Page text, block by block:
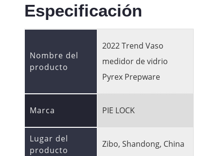
Especificación
Nombre del
producto
2022 Trend Vaso
medidor de vidrio
Pyrex Prepware
Marca PIE LOCK
Lugar del
producto
Zibo, Shandong, China